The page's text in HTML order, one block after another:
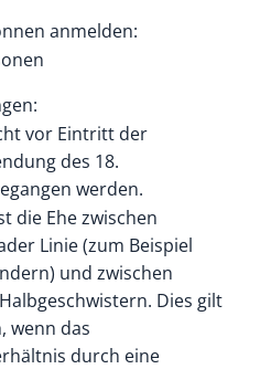
anmelden:
vor Eintritt der
des 18.
werden.
die Ehe zwischen
Linie (zum Beispiel
und zwischen
Dies gilt
wenn das
durch eine